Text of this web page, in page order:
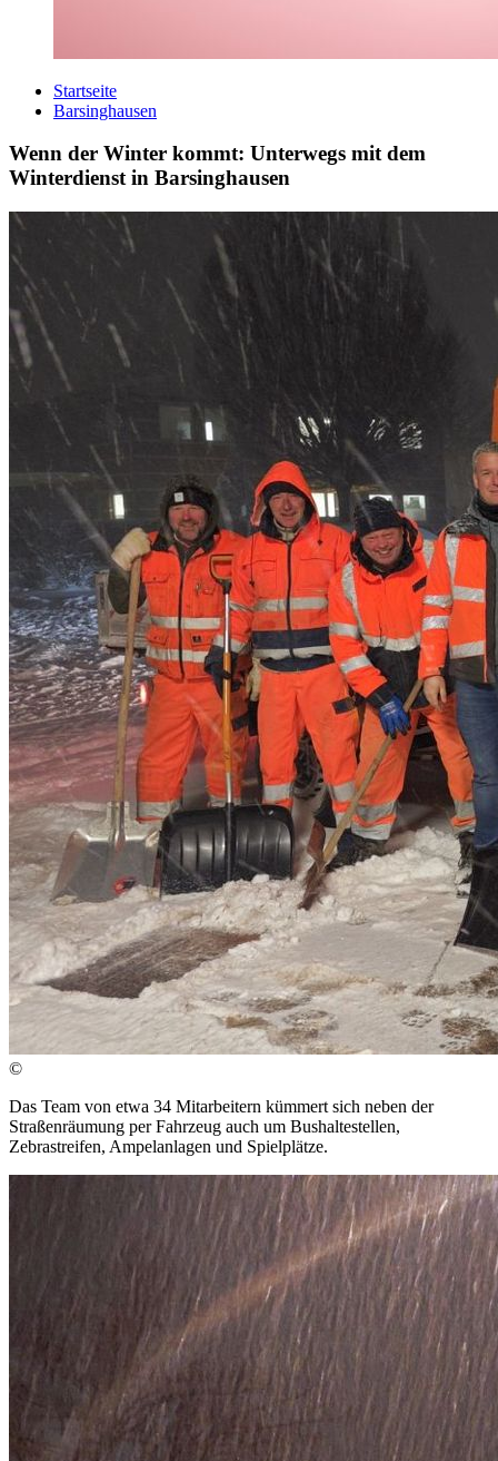
Startseite
Barsinghausen
Wenn der Winter kommt: Unterwegs mit dem
Winterdienst in Barsinghausen
©
Das Team von etwa 34 Mitarbeitern kümmert sich neben der
Straßenräumung per Fahrzeug auch um Bushaltestellen,
Zebrastreifen, Ampelanlagen und Spielplätze.